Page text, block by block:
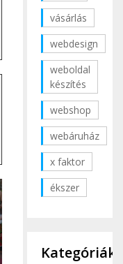
vásárlás
webdesign
weboldal
készítés
webshop
webáruház
x faktor
ékszer
Kategóriák